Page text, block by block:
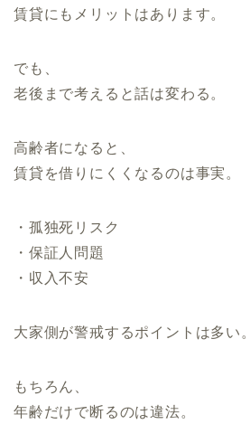
賃貸にもメリットはあります。
でも、
老後まで考えると話は変わる。
高齢者になると、
賃貸を借りにくくなるのは事実。
・孤独死リスク
・保証人問題
・収入不安
大家側が警戒するポイントは多い。
もちろん、
年齢だけで断るのは違法。